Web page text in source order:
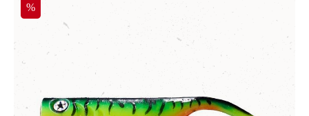
Rabatt
%